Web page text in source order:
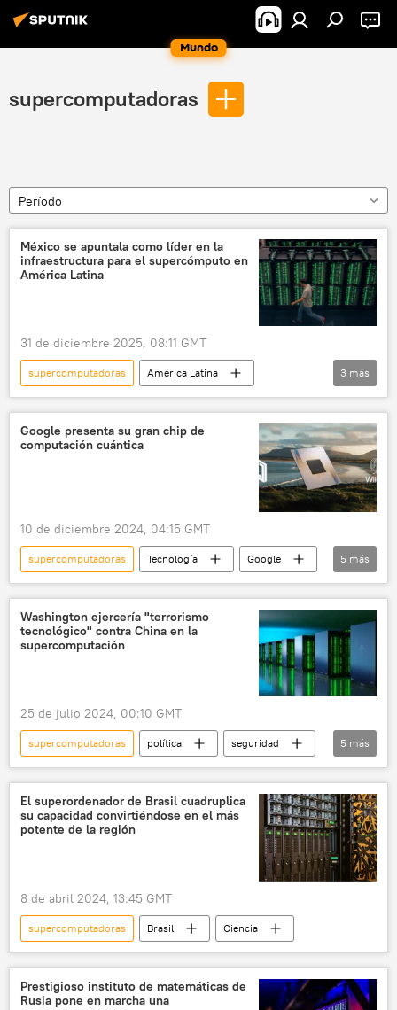
Mundo
supercomputadoras
Período
México se apuntala como líder en la
infraestructura para el supercómputo en
América Latina
31 de diciembre 2025, 08:11 GMT
supercomputadoras
América Latina
sociedad
México
Universidad Nacional Autónoma de México (UNAM)
3 más
Google presenta su gran chip de
computación cuántica
10 de diciembre 2024, 04:15 GMT
supercomputadoras Tecnología
Google
Universo
informática
computación
computadoras
inteligencia artificial
5 más
Washington ejercería "terrorismo
tecnológico" contra China en la
supercomputación
25 de julio 2024, 00:10 GMT
supercomputadoras política
seguridad
China
EEUU
Sunway TaihuLight
Tianhe-2
Economía
5 más
El superordenador de Brasil cuadruplica
su capacidad convirtiéndose en el más
potente de la región
8 de abril 2024, 13:45 GMT
supercomputadoras Brasil Ciencia
Prestigioso instituto de matemáticas de
Rusia pone en marcha una